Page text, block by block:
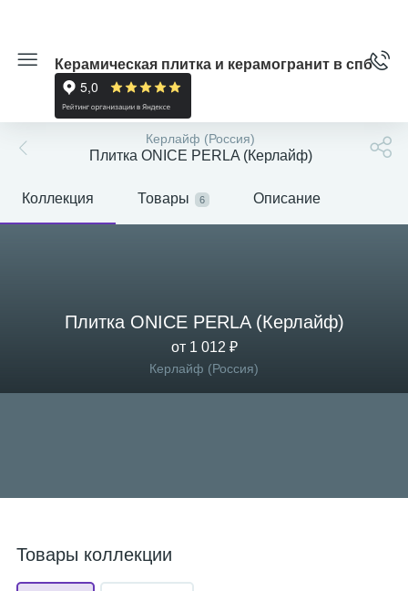
Керамическая плитка и керамогранит в спб
Керлайф (Россия)
Плитка ONICE PERLA (Керлайф)
Коллекция Товары 6 Описание
Плитка ONICE PERLA (Керлайф)
от 1 012 ₽
Керлайф (Россия)
Товары коллекции